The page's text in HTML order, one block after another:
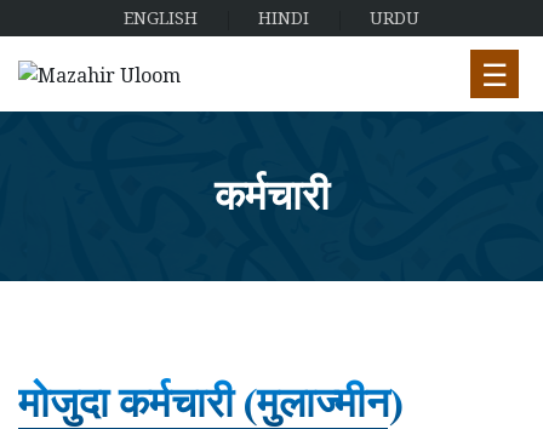
ENGLISH HINDI URDU
☰
कर्मचारी
मोजुदा कर्मचारी (मुलाज्मीन)